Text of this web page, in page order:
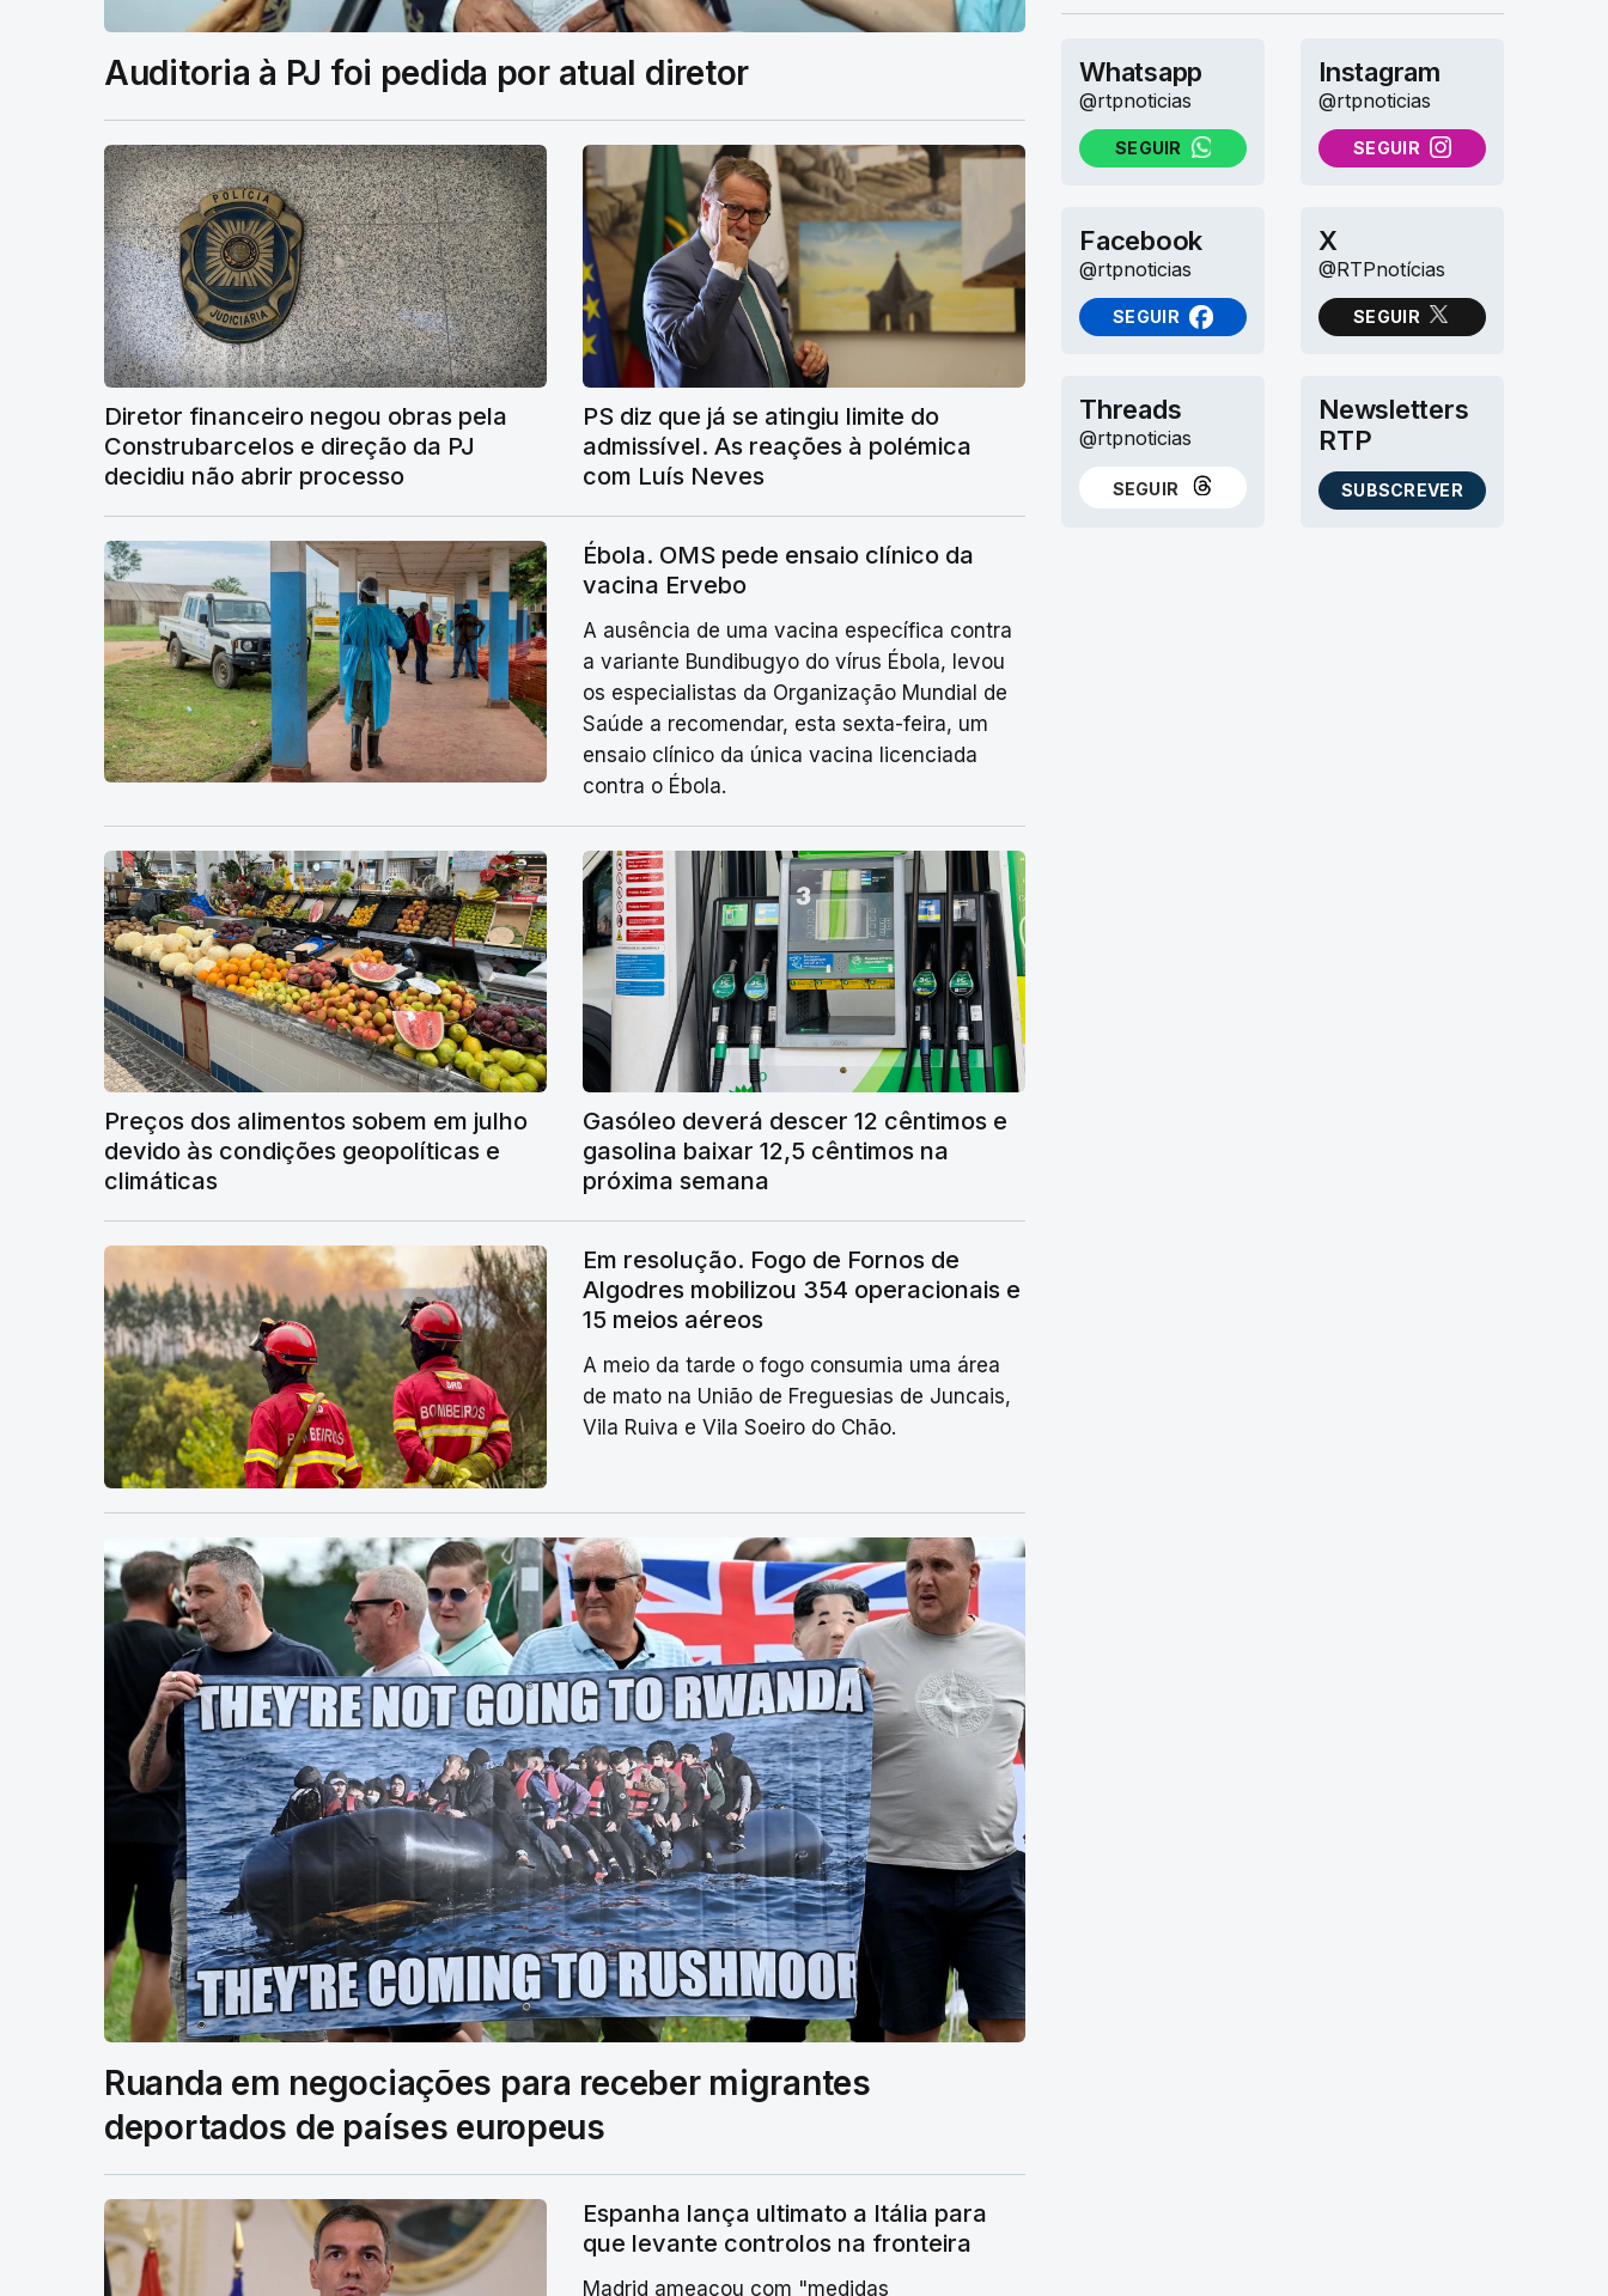
Auditoria à PJ foi pedida por atual diretor
Diretor financeiro negou obras pela
Construbarcelos e direção da PJ
decidiu não abrir processo
PS diz que já se atingiu limite do
admissível. As reações à polémica
com Luís Neves
Ébola. OMS pede ensaio clínico da
vacina Ervebo
A ausência de uma vacina específica contra
a variante Bundibugyo do vírus Ébola, levou
os especialistas da Organização Mundial de
Saúde a recomendar, esta sexta-feira, um
ensaio clínico da única vacina licenciada
contra o Ébola.
Preços dos alimentos sobem em julho
devido às condições geopolíticas e
climáticas
Gasóleo deverá descer 12 cêntimos e
gasolina baixar 12,5 cêntimos na
próxima semana
Em resolução. Fogo de Fornos de
Algodres mobilizou 354 operacionais e
15 meios aéreos
A meio da tarde o fogo consumia uma área
de mato na União de Freguesias de Juncais,
Vila Ruiva e Vila Soeiro do Chão.
Ruanda em negociações para receber migrantes
deportados de países europeus
Espanha lança ultimato a Itália para
que levante controlos na fronteira
Madrid ameaçou com "medidas
Whatsapp
@rtpnoticias
SEGUIR
NO WHATSAPP
Instagram
@rtpnoticias
SEGUIR
NO INSTAGRAM
Facebook
@rtpnoticias
SEGUIR
NO FACEBOOK
X
@RTPnotícias
SEGUIR
NO X (TWITTER)
Threads
@rtpnoticias
SEGUIR
NO THREADS
Newsletters
RTP
SUBSCREVER
AS NEWSLETTERS RTP